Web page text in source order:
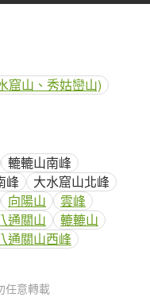
窟山、秀姑巒山)
轆轆山南峰
峰
大水窟山北峰
向陽山
雲峰
通關山
轆轆山
通關山西峰
任意轉載